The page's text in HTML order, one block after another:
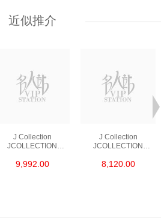
近似推介
J Collection
JCOLLECTION
RDDI 1.34 CT18KW
9,992.00
J Collection
JCOLLECTION
W/DIAMOND 7
8,120.00